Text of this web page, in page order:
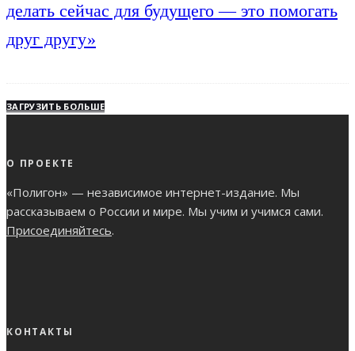
делать сейчас для будущего — это помогать
друг другу»
ЗАГРУЗИТЬ БОЛЬШЕ
О ПРОЕКТЕ
«Полигон» — независимое интернет-издание. Мы
рассказываем о России и мире. Мы учим и учимся сами.
Присоединяйтесь.
КОНТАКТЫ